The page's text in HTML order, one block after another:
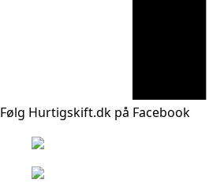
Følg Hurtigskift.dk på Facebook